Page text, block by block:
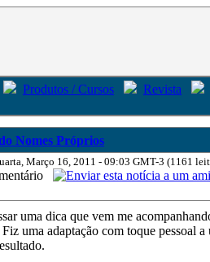
Produtos / Cursos Revista
Nomes Próprios
Março 16, 2011 - 09:03 GMT-3 (1161
uma dica que vem me
uma adaptação com toque pessoal